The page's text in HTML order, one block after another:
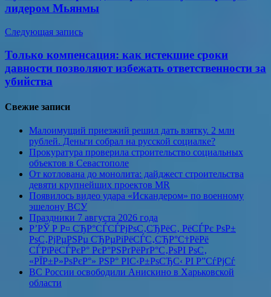
записям
лидером Мьянмы
Следующая запись
Только компенсация: как истекшие сроки
давности позволяют избежать ответственности за
убийства
Свежие записи
Малоимущий приезжий решил дать взятку. 2 млн
рублей. Деньги собрал на русской социалке?
Прокуратура проверила строительство социальных
объектов в Севастополе
От котлована до монолита: дайджест строительства
девяти крупнейших проектов MR
Появилось видео удара «Искандером» по военному
эшелону ВСУ
Праздники 7 августа 2026 года
Р’РЎ Р Р¤ СЂР°СЃСЃРјРѕС‚СЂРёС‚ РёСЃРє РѕР±
РѕС‚РјРµРЅРµ СЂРµРіРёСЃС‚СЂР°С†РёРё
СЃРїРёСЃРєР° РєР°РЅРґРёРґР°С‚РѕРІ РѕС‚
«РЇР±Р»РѕРєР°» РЅР° РІС‹Р±РѕСЂС‹ РІ Р”СѓРјСѓ
ВС России освободили Анискино в Харьковской
области